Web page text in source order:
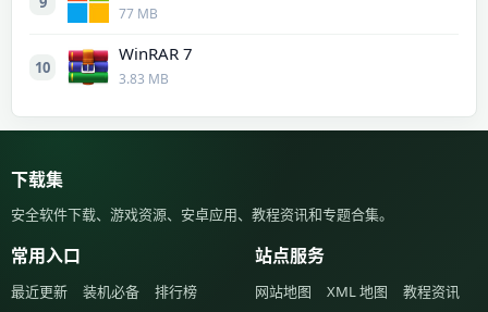
77 MB
10
WinRAR 7
3.83 MB
下载集
安全软件下载、游戏资源、安卓应用、教程资讯和专题合集。
常用入口
最近更新 装机必备
排行榜
站点服务
网站地图 XML 地图 教程资讯